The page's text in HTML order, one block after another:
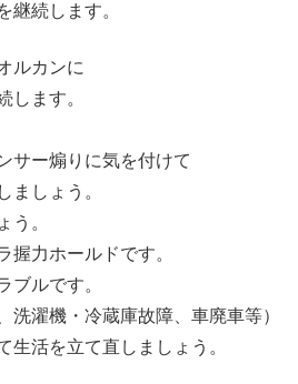
継続します。
ルカンに
します。
サー煽りに気を付けて
ましょう。
う。
握力ホールドです。
ブルです。
洗濯機・冷蔵庫故障、車廃車等）
生活を立て直しましょう。